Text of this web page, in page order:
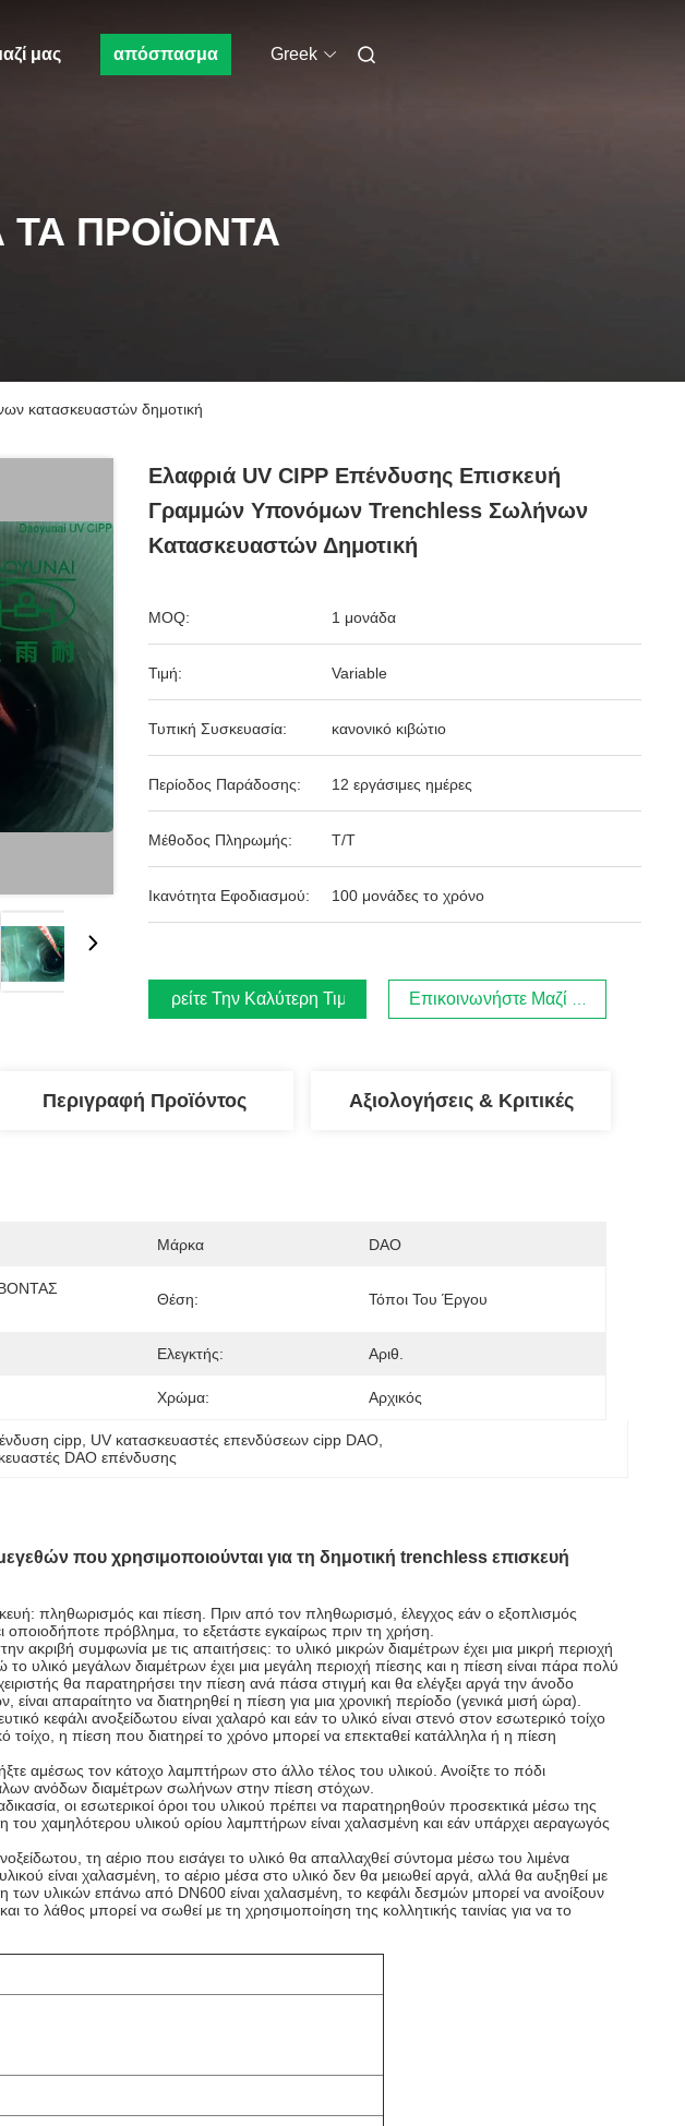
μας απόσπασμα Greek
ΤΑ ΠΡΟΪΌΝΤΑ
κατασκευαστών δημοτική
Ελαφριά UV CIPP Επένδυσης Επισκευή
Γραμμών Υπονόμων Trenchless Σωλήνων
Κατασκευαστών Δημοτική
MOQ: 1 μονάδα
Τιμή: Variable
Τυπική Συσκευασία: κανονικό κιβώτιο
Περίοδος Παράδοσης: 12 εργάσιμες ημέρες
Μέθοδος Πληρωμής: T/T
Ικανότητα Εφοδιασμού: 100 μονάδες το χρόνο
Βρείτε Την Καλύτερη Τιμή Επικοινωνήστε Μαζί Μας
Περιγραφή Προϊόντος Αξιολογήσεις & Κριτικές
Μάρκα DAO
Θέση: Τόποι Του Έργου
Ελεγκτής: Αριθ.
Χρώμα: Αρχικός
cipp UV κατασκευαστές επενδύσεων cipp DAO
DAO επένδυσης
που χρησιμοποιούνται για τη δημοτική trenchless επισκευή
πληθωρισμός και πίεση. Πριν από τον πληθωρισμό, έλεγχος εάν ο εξοπλισμός
οποιοδήποτε πρόβλημα, το εξετάστε εγκαίρως πριν τη χρήση.
ακριβή συμφωνία με τις απαιτήσεις: το υλικό μικρών διαμέτρων έχει μια μικρή περιοχή
υλικό μεγάλων διαμέτρων έχει μια μεγάλη περιοχή πίεσης και η πίεση είναι πάρα πολύ
θα παρατηρήσει την πίεση ανά πάσα στιγμή και θα ελέγξει αργά την άνοδο
απαραίτητο να διατηρηθεί η πίεση για μια χρονική περίοδο (γενικά μισή ώρα).
κεφάλι ανοξείδωτου είναι χαλαρό και εάν το υλικό είναι στενό στον εσωτερικό τοίχο
τοίχο, η πίεση που διατηρεί το χρόνο μπορεί να επεκταθεί κατάλληλα ή η πίεση
αμέσως τον κάτοχο λαμπτήρων στο άλλο τέλος του υλικού. Ανοίξτε το πόδι
ανόδων διαμέτρων σωλήνων στην πίεση στόχων.
οι εσωτερικοί όροι του υλικού πρέπει να παρατηρηθούν προσεκτικά μέσω της
χαμηλότερου υλικού ορίου λαμπτήρων είναι χαλασμένη και εάν υπάρχει αεραγωγός
τη αέριο που εισάγει το υλικό θα απαλλαχθεί σύντομα μέσω του λιμένα
είναι χαλασμένη, το αέριο μέσα στο υλικό δεν θα μειωθεί αργά, αλλά θα αυξηθεί με
των υλικών επάνω από DN600 είναι χαλασμένη, το κεφάλι δεσμών μπορεί να ανοίξουν
το λάθος μπορεί να σωθεί με τη χρησιμοποίηση της κολλητικής ταινίας για να το